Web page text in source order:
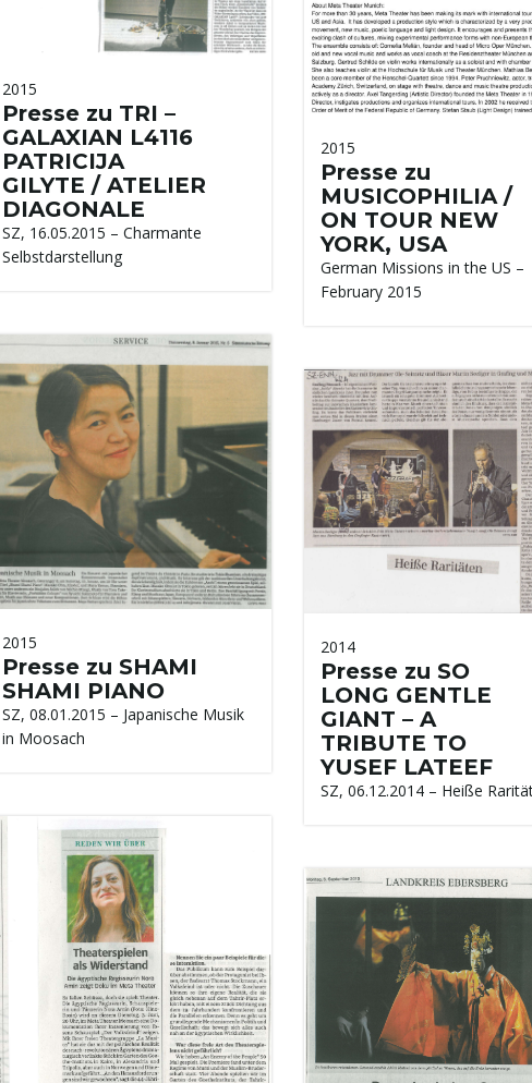
2015
Presse zu TRI –
GALAXIAN L4116
PATRICIJA
GILYTE / ATELIER
DIAGONALE
SZ, 16.05.2015 – Charmante
Selbstdarstellung
2015
Presse zu
MUSICOPHILIA /
ON TOUR NEW
YORK, USA
German Missions in the US –
February 2015
2015
Presse zu SHAMI
SHAMI PIANO
SZ, 08.01.2015 – Japanische Musik
in Moosach
2014
Presse zu SO
LONG GENTLE
GIANT – A
TRIBUTE TO
YUSEF LATEEF
SZ, 06.12.2014 – Heiße